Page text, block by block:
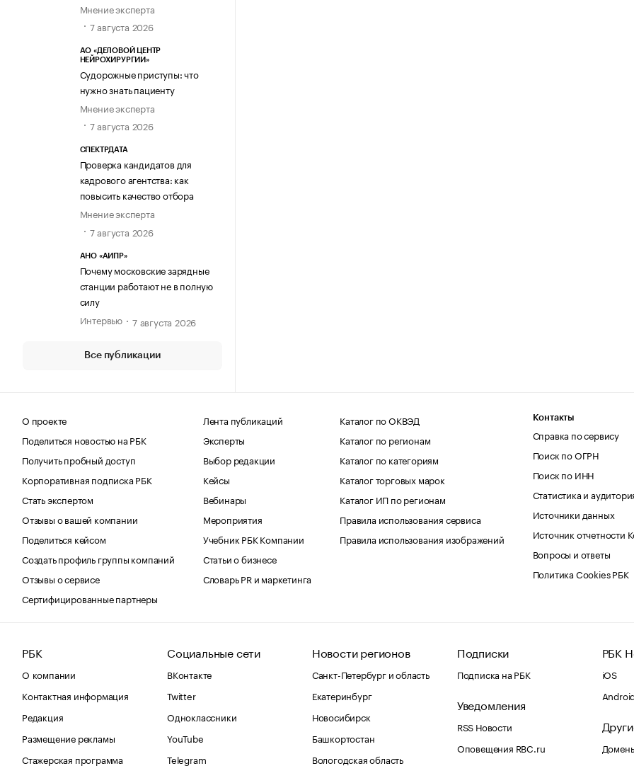
Мнение эксперта
7 августа 2026
АО «ДЕЛОВОЙ ЦЕНТР
НЕЙРОХИРУРГИИ»
Судорожные приступы: что
нужно знать пациенту
Мнение эксперта
7 августа 2026
СПЕКТРДАТА
Проверка кандидатов для
кадрового агентства: как
повысить качество отбора
Мнение эксперта
7 августа 2026
АНО «АИПР»
Почему московские зарядные
станции работают не в полную
силу
Интервью
7 августа 2026
Все публикации
О проекте
Поделиться новостью на РБК
Получить пробный доступ
Корпоративная подписка РБК
Стать экспертом
Отзывы о вашей компании
Поделиться кейсом
Создать профиль группы компаний
Отзывы о сервисе
Сертифицированные партнеры
Лента публикаций
Эксперты
Выбор редакции
Кейсы
Вебинары
Мероприятия
Учебник РБК Компании
Статьи о бизнесе
Словарь PR и маркетинга
Каталог по ОКВЭД
Каталог по регионам
Каталог по категориям
Каталог торговых марок
Каталог ИП по регионам
Правила использования сервиса
Правила использования изображений
Контакты
Справка по сервису
Поиск по ОГРН
Поиск по ИНН
Статистика и
Источники данных
Источник отчетности
Вопросы и ответы
Политика Cookies РБК
РБК
О компании
Контактная информация
Редакция
Размещение рекламы
Стажерская программа
Социальные сети
ВКонтакте
Twitter
Одноклассники
YouTube
Telegram
Новости регионов
Санкт-Петербург и область
Екатеринбург
Новосибирск
Башкортостан
Вологодская область
Подписки
Подписка на РБК
Уведомления
RSS Новости
Оповещения RBC.ru
РБК
iOS